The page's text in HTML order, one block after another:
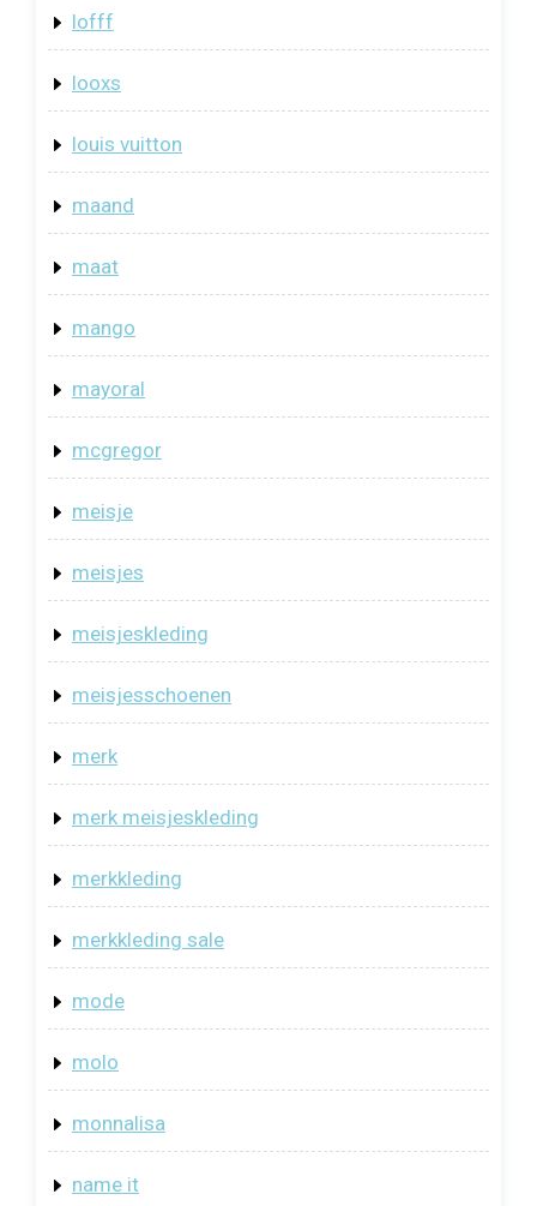
lofff
looxs
louis vuitton
maand
maat
mango
mayoral
mcgregor
meisje
meisjes
meisjeskleding
meisjesschoenen
merk
merk meisjeskleding
merkkleding
merkkleding sale
mode
molo
monnalisa
name it